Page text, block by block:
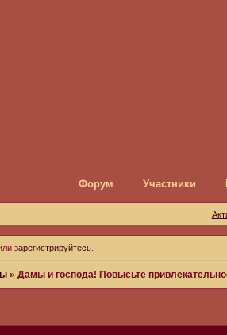
Форум Участники
зарегистрируйтесь.
»Дамы и господа! Повысьте